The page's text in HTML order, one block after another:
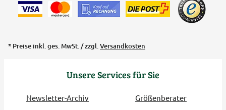
Unsere Services für Sie
Newsletter-Archiv
Größenberater
* Preise inkl. ges. MwSt. / zzgl. Versandkosten